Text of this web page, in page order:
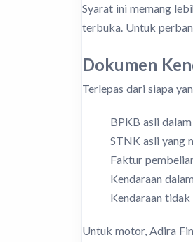
Syarat ini memang
terbuka. Untuk
Dokumen
Terlepas dari siapa
BPKB asli
STNK asli yang
Faktur
Kendaraan
Kendaraan
Untuk motor, Adira